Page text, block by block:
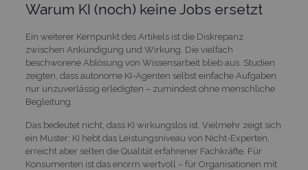
Warum KI (noch) keine Jobs ersetzt
Ein weiterer Kernpunkt des Artikels ist die Diskrepanz
zwischen Ankündigung und Wirkung. Die vielfach
beschworene Ablösung von Wissensarbeit blieb aus. Studien
zeigten, dass autonome KI-Agenten selbst einfache Aufgaben
nur unzuverlässig erledigten – zumindest ohne menschliche
Begleitung.
Das bedeutet nicht, dass KI wirkungslos ist. Vielmehr zeigt sich
ein Muster: KI hebt das Leistungsniveau von Nicht-Experten,
erreicht aber selten die Qualität erfahrener Fachkräfte. Für
Konsumenten ist das enorm wertvoll – für Organisationen mit